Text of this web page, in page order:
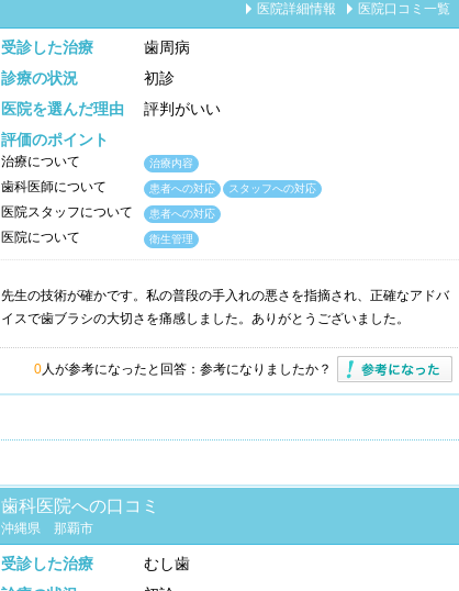
医院詳細情報
医院口コミ一覧
受診した治療
歯周病
診療の状況
初診
医院を選んだ理由
評判がいい
評価のポイント
治療について 治療内容
歯科医師について 患者への対応 スタッフへの対応
医院スタッフについて 患者への対応
医院について 衛生管理
先生の技術が確かです。私の普段の手入れの悪さを指摘され、正確なアドバ
イスで歯ブラシの大切さを痛感しました。ありがとうございました。
0人が参考になったと回答： 参考になりましたか？
歯科医院への口コミ
沖縄県 那覇市
受診した治療
むし歯